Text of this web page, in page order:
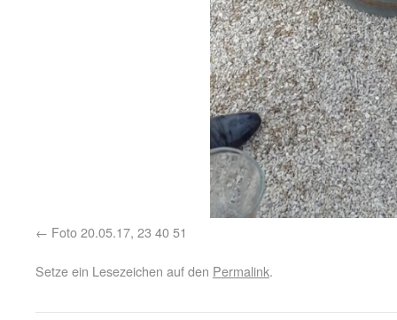
Foto 20.05.17, 23 40 51
Setze ein Lesezeichen auf den Permalink.